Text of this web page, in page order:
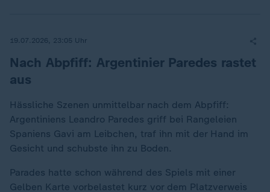
19.07.2026, 23:05 Uhr
Nach Abpfiff: Argentinier Paredes rastet
aus
Hässliche Szenen unmittelbar nach dem Abpfiff:
Argentiniens Leandro Paredes griff bei Rangeleien
Spaniens Gavi am Leibchen, traf ihn mit der Hand im
Gesicht und schubste ihn zu Boden.
Parades hatte schon während des Spiels mit einer
Gelben Karte vorbelastet kurz vor dem Platzverweis